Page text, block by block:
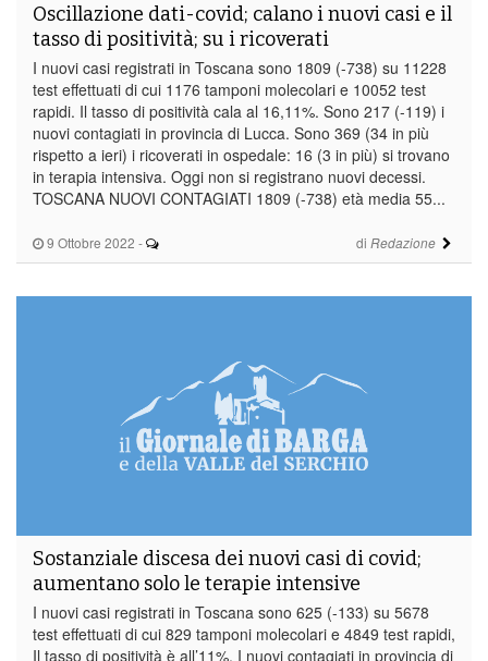
9 Ottobre 2022 - di Redazione
Oscillazione dati-covid; calano i nuovi casi e il
tasso di positività; su i ricoverati
I nuovi casi registrati in Toscana sono 1809 (-738) su 11228
test effettuati di cui 1176 tamponi molecolari e 10052 test
rapidi. Il tasso di positività cala al 16,11%. Sono 217 (-119) i
nuovi contagiati in provincia di Lucca. Sono 369 (34 in più
rispetto a ieri) i ricoverati in ospedale: 16 (3 in più) si trovano
in terapia intensiva. Oggi non si registrano nuovi decessi.
TOSCANA NUOVI CONTAGIATI 1809 (-738) età media 55...
Sostanziale discesa dei nuovi casi di covid;
aumentano solo le terapie intensive
I nuovi casi registrati in Toscana sono 625 (-133) su 5678
test effettuati di cui 829 tamponi molecolari e 4849 test rapidi,
Il tasso di positività è all’11%. I nuovi contagiati in provincia di